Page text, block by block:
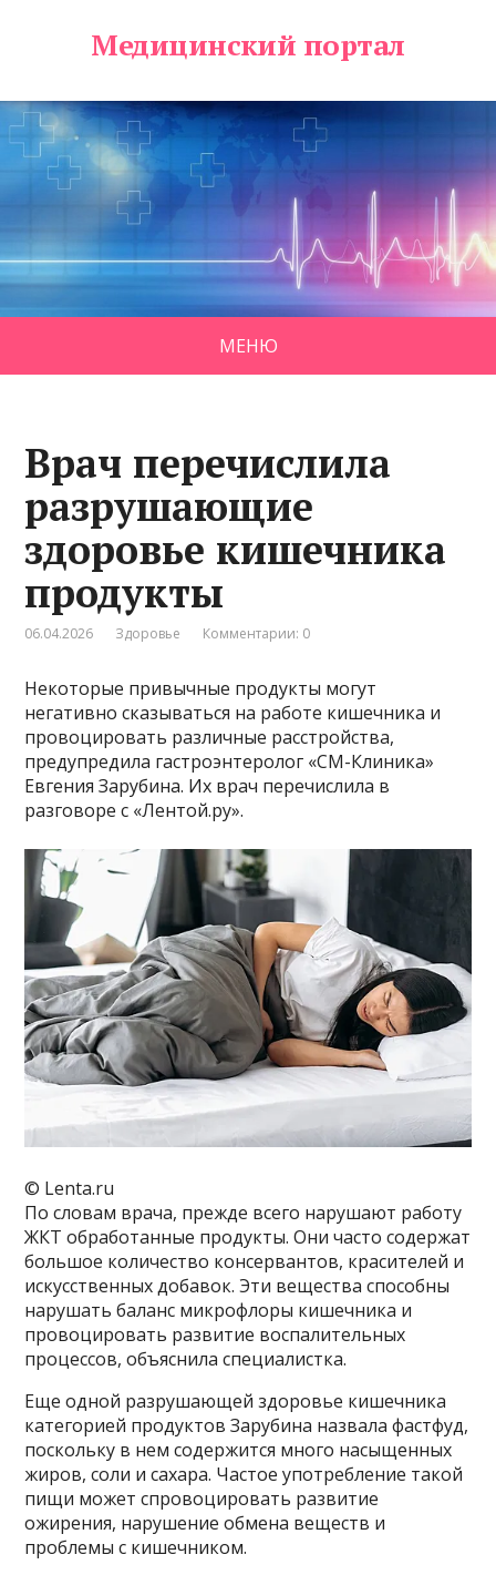
Медицинский портал
МЕНЮ
Врач перечислила
разрушающие
здоровье кишечника
продукты
06.04.2026 Здоровье Комментарии: 0
Некоторые привычные продукты могут
негативно сказываться на работе кишечника и
провоцировать различные расстройства,
предупредила гастроэнтеролог «СМ-Клиника»
Евгения Зарубина. Их врач перечислила в
разговоре с «Лентой.ру».
© Lenta.ru
По словам врача, прежде всего нарушают работу
ЖКТ обработанные продукты. Они часто содержат
большое количество консервантов, красителей и
искусственных добавок. Эти вещества способны
нарушать баланс микрофлоры кишечника и
провоцировать развитие воспалительных
процессов, объяснила специалистка.
Еще одной разрушающей здоровье кишечника
категорией продуктов Зарубина назвала фастфуд,
поскольку в нем содержится много насыщенных
жиров, соли и сахара. Частое употребление такой
пищи может спровоцировать развитие
ожирения, нарушение обмена веществ и
проблемы с кишечником.